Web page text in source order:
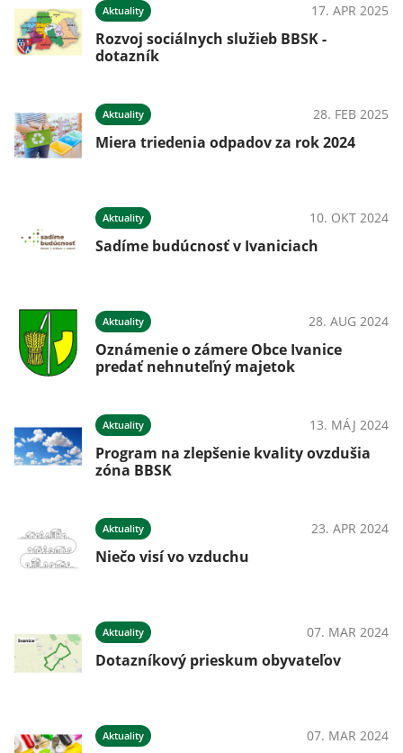
Aktuality 17. APR 2025
Rozvoj sociálnych služieb BBSK -
dotazník
Aktuality 28. FEB 2025
Miera triedenia odpadov za rok 2024
Aktuality 10. OKT 2024
Sadíme budúcnosť v Ivaniciach
Aktuality 28. AUG 2024
Oznámenie o zámere Obce Ivanice
predať nehnuteľný majetok
Aktuality 13. MÁJ 2024
Program na zlepšenie kvality ovzdušia
zóna BBSK
Aktuality 23. APR 2024
Niečo visí vo vzduchu
Aktuality 07. MAR 2024
Dotazníkový prieskum obyvateľov
Aktuality 07. MAR 2024